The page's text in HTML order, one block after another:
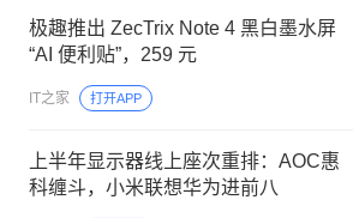
极趣推出 ZecTrix Note 4 黑白墨水屏
“AI 便利贴”，259 元
IT之家 打开APP
上半年显示器线上座次重排：AOC惠
科缠斗，小米联想华为进前八